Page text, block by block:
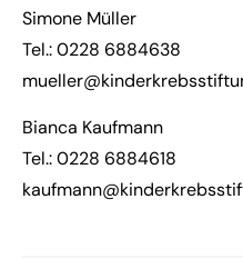
Simone Müller
Tel.: 0228 6884638
Bianca Kaufmann
Tel.: 0228 6884618